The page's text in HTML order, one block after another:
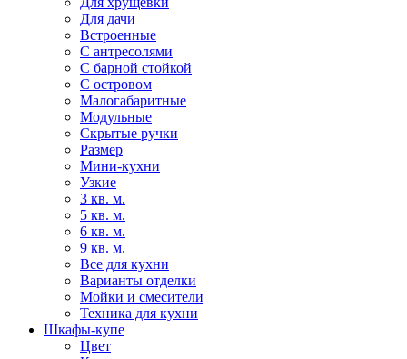
Для дачи
Встроенные
С антресолями
С барной стойкой
С островом
Малогабаритные
Модульные
Скрытые ручки
Размер
Мини-кухни
Узкие
3 кв. м.
5 кв. м.
6 кв. м.
9 кв. м.
Все для кухни
Варианты отделки
Мойки и смесители
Техника для кухни
Шкафы-купе
Цвет